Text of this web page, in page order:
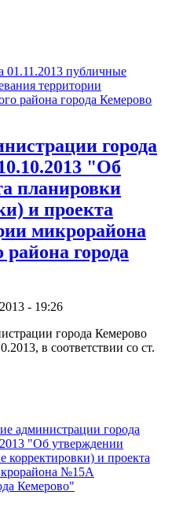
01.11.2013 публичные
территории
района города Кемерово
города
"Об
планировки
и проекта
микрорайона
города
- 19:26
города Кемерово
в соответствии со ст.
администрации города
"Об утверждении
корректировки) и проекта
№15А
Кемерово"